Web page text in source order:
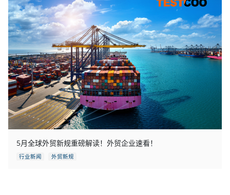
5月全球外贸新规重磅解读！外贸企业速看！
行业新闻 外贸新规